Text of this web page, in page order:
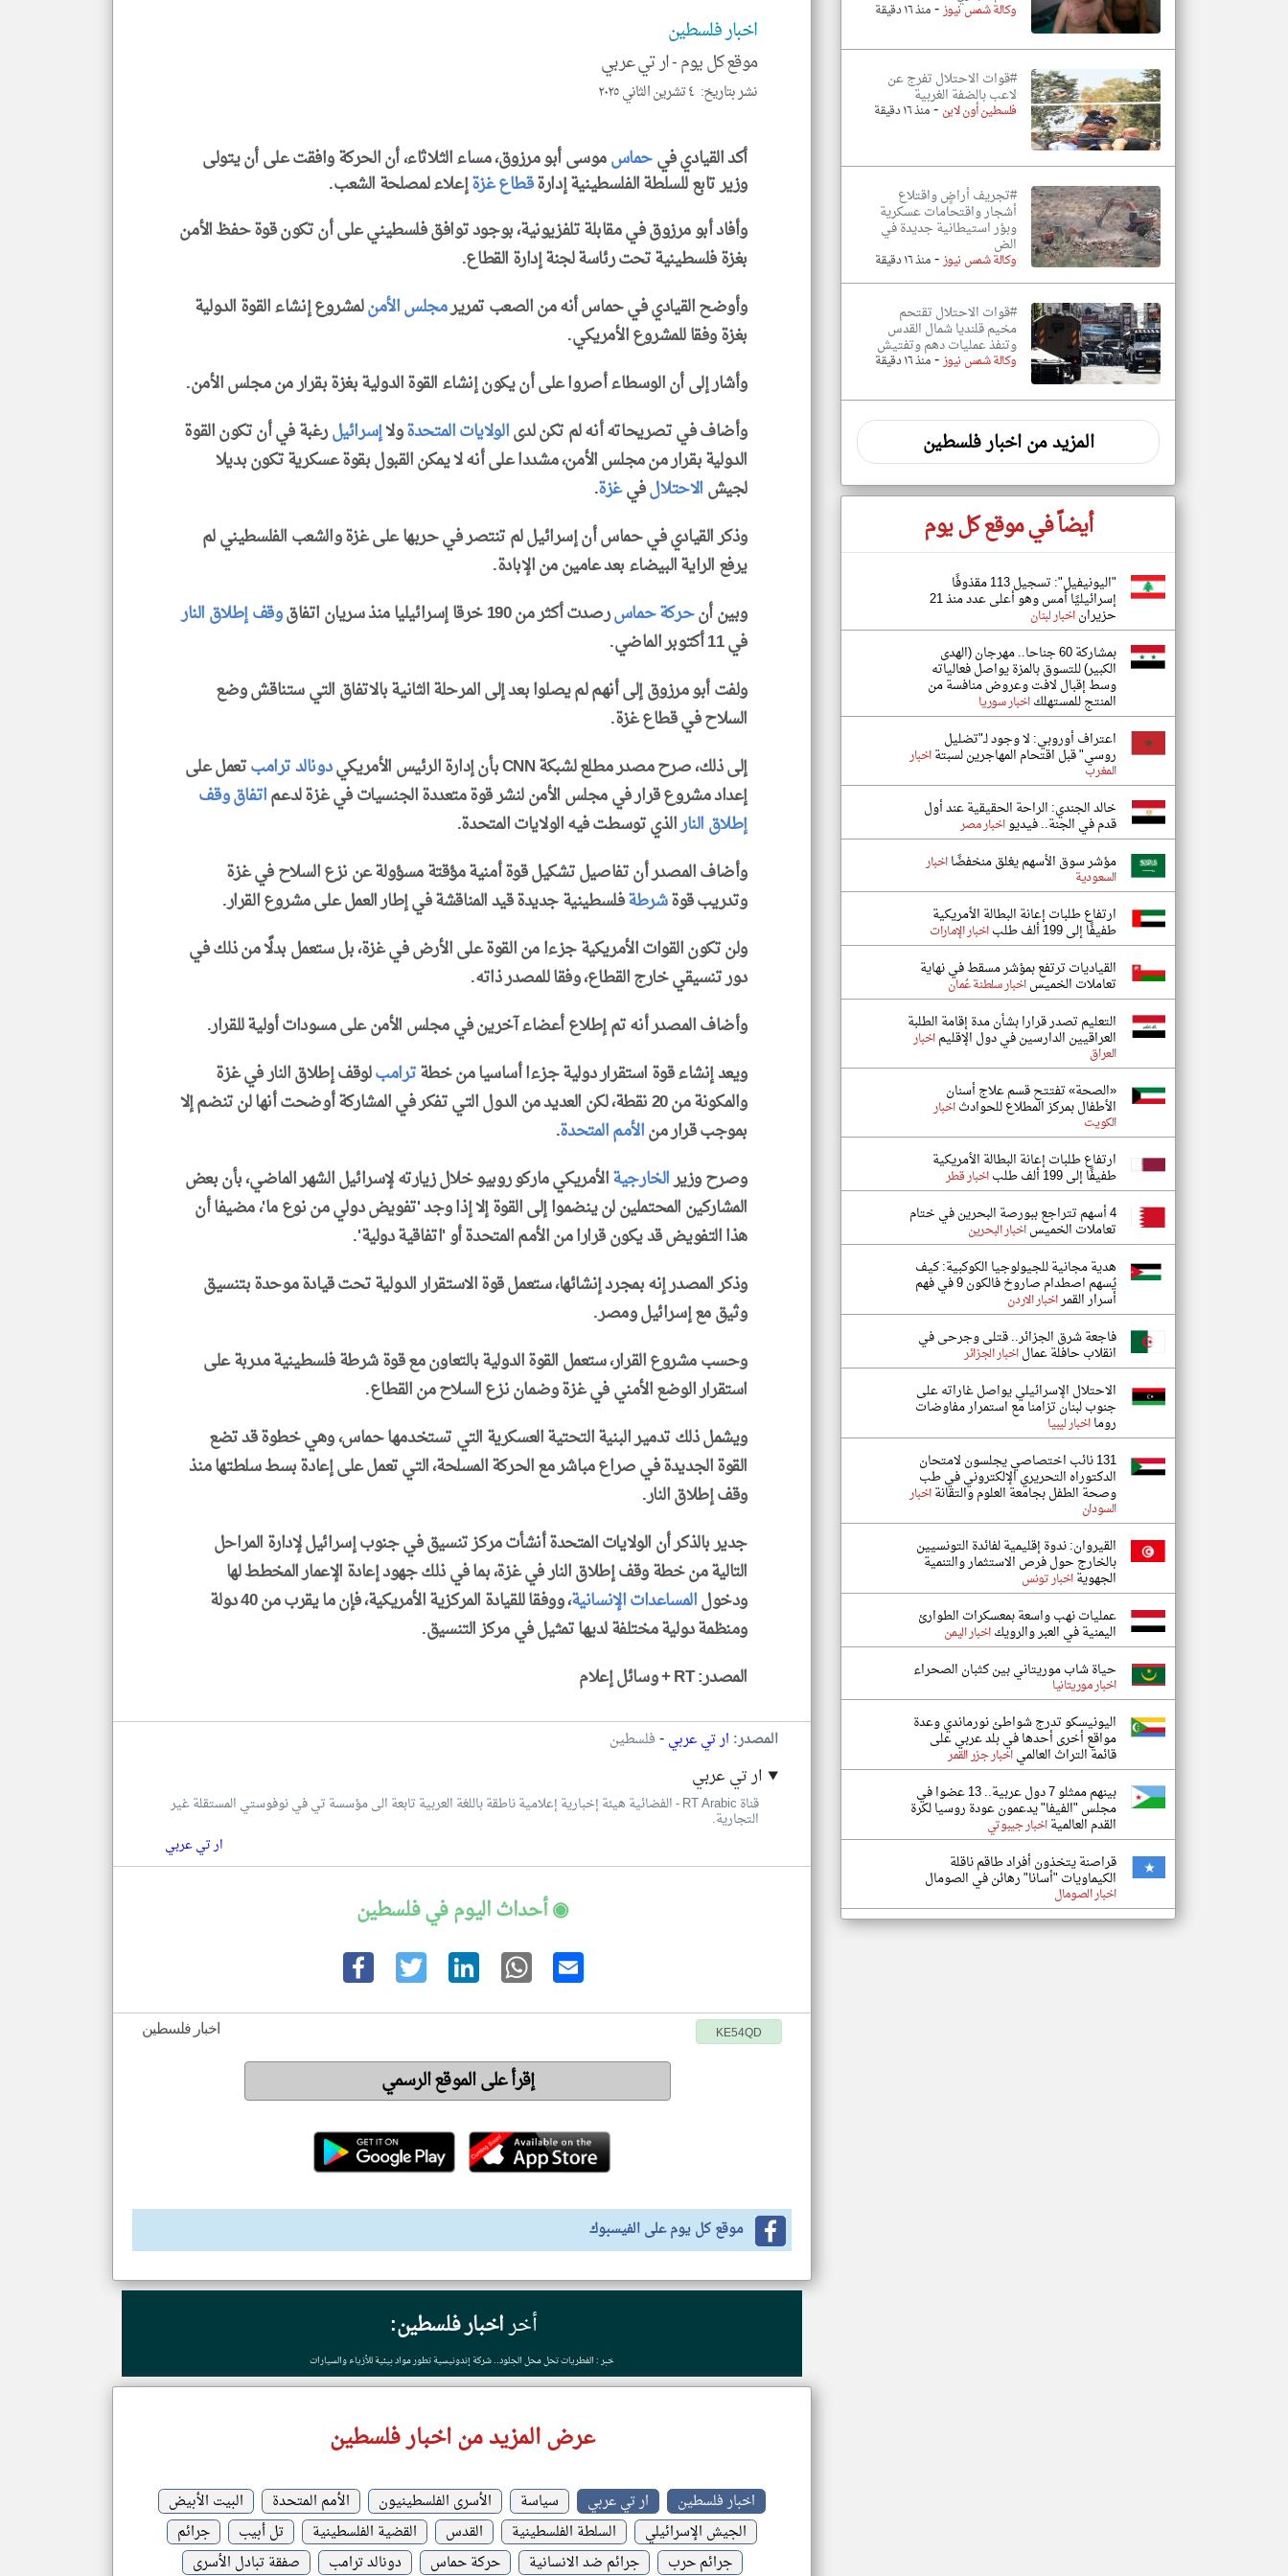
اخبار فلسطين
موقع كل يوم -ار تي عربي
نشر بتاريخ: ٤ تشرين الثاني ٢٠٢٥
أكد القيادي فيحماسموسى أبو مرزوق، مساء الثلاثاء، أن الحركة وافقت على أن يتولى
وزير تابع للسلطة الفلسطينية إدارةقطاع غزةإعلاء لمصلحة الشعب.
وأفاد أبو مرزوق في مقابلة تلفزيونية، بوجود توافق فلسطيني على أن تكون قوة حفظ الأمن
بغزة فلسطينية تحت رئاسة لجنة إدارة القطاع.
وأوضح القيادي في حماس أنه من الصعب تمريرمجلس الأمنلمشروع إنشاء القوة الدولية
بغزة وفقا للمشروع الأمريكي.
وأشار إلى أن الوسطاء أصروا على أن يكون إنشاء القوة الدولية بغزة بقرار من مجلس الأمن.
وأضاف في تصريحاته أنه لم تكن لدىالولايات المتحدةولاإسرائيلرغبة في أن تكون القوة
الدولية بقرار من مجلس الأمن، مشددا على أنه لا يمكن القبول بقوة عسكرية تكون بديلا
لجيشالاحتلالفيغزة.
وذكر القيادي في حماس أن إسرائيل لم تنتصر في حربها على غزة والشعب الفلسطيني لم
يرفع الراية البيضاء بعد عامين من الإبادة.
وبين أنحركة حماسرصدت أكثر من 190 خرقا إسرائيليا منذ سريان اتفاق
وقف إطلاق النار
في 11 أكتوبر الماضي.
ولفت أبو مرزوق إلى أنهم لم يصلوا بعد إلى المرحلة الثانية بالاتفاق التي ستناقش وضع
السلاح في قطاع غزة.
إلى ذلك، صرح مصدر مطلع لشبكة CNN بأن إدارة الرئيس الأمريكي
دونالد ترامبتعمل على
إعداد مشروع قرار في مجلس الأمن لنشر قوة متعددة الجنسيات في غزة لدعماتفاق وقف
إطلاق النارالذي توسطت فيه الولايات المتحدة.
وأضاف المصدر أن تفاصيل تشكيل قوة أمنية مؤقتة مسؤولة عن نزع السلاح في غزة
وتدريب قوةشرطةفلسطينية جديدة قيد المناقشة في إطار العمل على مشروع القرار.
ولن تكون القوات الأمريكية جزءا من القوة على الأرض في غزة، بل ستعمل بدلًا من ذلك في
دور تنسيقي خارج القطاع، وفقا للمصدر ذاته.
وأضاف المصدر أنه تم إطلاع أعضاء آخرين في مجلس الأمن على مسودات أولية للقرار.
ويعد إنشاء قوة استقرار دولية جزءا أساسيا من خطةترامبلوقف إطلاق النار في غزة
والمكونة من 20 نقطة، لكن العديد من الدول التي تفكر في المشاركة أوضحت أنها لن تنضم إلا
بموجب قرار منالأمم المتحدة.
وصرح وزيرالخارجيةالأمريكي ماركو روبيو خلال زيارته لإسرائيل الشهر الماضي، بأن بعض
المشاركين المحتملين لن ينضموا إلى القوة إلا إذا وجد 'تفويض دولي من نوع ما'، مضيفا أن
هذا التفويض قد يكون قرارا من الأمم المتحدة أو 'اتفاقية دولية'.
وذكر المصدر إنه بمجرد إنشائها، ستعمل قوة الاستقرار الدولية تحت قيادة موحدة بتنسيق
وثيق مع إسرائيل ومصر.
وحسب مشروع القرار، ستعمل القوة الدولية بالتعاون مع قوة شرطة فلسطينية مدربة على
استقرار الوضع الأمني ​​في غزة وضمان نزع السلاح من القطاع.
ويشمل ذلك تدمير البنية التحتية العسكرية التي تستخدمها حماس، وهي خطوة قد تضع
القوة الجديدة في صراع مباشر مع الحركة المسلحة، التي تعمل على إعادة بسط سلطتها منذ
وقف إطلاق النار.
جدير بالذكر أن الولايات المتحدة أنشأت مركز تنسيق في جنوب إسرائيل لإدارة المراحل
التالية من خطة وقف إطلاق النار في غزة، بما في ذلك جهود إعادة الإعمار المخطط لها
ودخولالمساعدات الإنسانية
، ووفقا للقيادة المركزية الأمريكية، فإن ما يقرب من 40 دولة
ومنظمة دولية مختلفة لديها تمثيل في مركز التنسيق.
المصدر: RT + وسائل إعلام
المصدر: ار تي عربي-فلسطين
ار تي عربي
قناة RT Arabic - الفضائية هيئة إخبارية إعلامية ناطقة باللغة العربية تابعة الى مؤسسة تي في نوفوستي المستقلة غير
التجارية.
ار تي عربي
◉ أحداث اليوم في فلسطين
اخبار فلسطين KE54QD
إقرأ على الموقع الرسمي
موقع كل يوم على الفيسبوك
أخراخبار فلسطين:
خبر : الفطريات تحل محل الجلود.. شركة إندونيسية تطور مواد بيئية للأزياء والسيارات
عرض المزيد من اخبار فلسطين
اخبار فلسطين ار تي عربي سياسة الأسرى الفلسطينيون الأمم المتحدة
البيت الأبيض
الجيش الإسرائيلي
السلطة الفلسطينية القدس القضية الفلسطينية تل أبيب
جرائم
جرائم حرب
جرائم ضد الانسانية حركة حماس دونالد ترامب صفقة تبادل الأسرى
وكالة شمس نيوز-منذ ١٦ دقيقة
#قوات الاحتلال تفرج عن
لاعب بالضفة الغربية
فلسطين أون لاين -منذ ١٦ دقيقة
#تجريف أراضٍ واقتلاع
أشجار واقتحامات عسكرية
وبؤر استيطانية جديدة في
الض
وكالة شمس نيوز-منذ ١٦ دقيقة
#قوات الاحتلال تقتحم
مخيم قلنديا شمال القدس
وتنفذ عمليات دهم وتفتيش
وكالة شمس نيوز-منذ ١٦ دقيقة
المزيد من اخبار فلسطين
أيضاً في موقع كل يوم
"اليونيفيل": تسجيل 113 مقذوفًا
إسرائيليًا أمس وهو أعلى عدد منذ 21
حزيراناخبار لبنان
بمشاركة 60 جناحا.. مهرجان (الهدى
الكبير) للتسوق بالمزة يواصل فعالياته
وسط إقبال لافت وعروض منافسة من
المنتج للمستهلكاخبار سوريا
اعتراف أوروبي: لا وجود لـ"تضليل
روسي" قبل اقتحام المهاجرين لسبتةاخبار
المغرب
خالد الجندي: الراحة الحقيقية عند أول
قدم في الجنة.. فيديواخبار مصر
مؤشر سوق الأسهم يغلق منخفضًااخبار
السعودية
ارتفاع طلبات إعانة البطالة الأمريكية
طفيفًا إلى 199 ألف طلب اخبار الإمارات
القياديات ترتفع بمؤشر مسقط في نهاية
تعاملات الخميساخبار سلطنة عُمان
التعليم تصدر قرارا بشأن مدة إقامة الطلبة
العراقيين الدارسين في دول الإقليماخبار
العراق
«الصحة» تفتتح قسم علاج أسنان
الأطفال بمركز المطلاع للحوادثاخبار
الكويت
ارتفاع طلبات إعانة البطالة الأمريكية
طفيفًا إلى 199 ألف طلب اخبار قطر
4 أسهم تتراجع ببورصة البحرين في ختام
تعاملات الخميساخبار البحرين
هدية مجانية للجيولوجيا الكوكبية: كيف
يُسهم اصطدام صاروخ فالكون 9 في فهم
أسرار القمراخبار الاردن
فاجعة شرق الجزائر.. قتلى وجرحى في
انقلاب حافلة عمالاخبار الجزائر
الاحتلال الإسرائيلي يواصل غاراته على
جنوب لبنان تزامنا مع استمرار مفاوضات
رومااخبار ليبيا
131 نائب اختصاصي يجلسون لامتحان
الدكتوراه التحريري الإلكتروني في طب
وصحة الطفل بجامعة العلوم والتقانةاخبار
السودان
القيروان: ندوة إقليمية لفائدة التونسيين
بالخارج حول فرص الاستثمار والتنمية
الجهويةاخبار تونس
عمليات نهب واسعة بمعسكرات الطوارئ
اليمنية في العبر والرويكاخبار اليمن
حياة شاب موريتاني بين كثبان الصحراء
اخبار موريتانيا
اليونيسكو تدرج شواطئ نورماندي وعدة
مواقع أخرى أحدها في بلد عربي على
قائمة التراث العالمياخبار جزر القمر
بينهم ممثلو 7 دول عربية.. 13 عضوا في
مجلس "الفيفا" يدعمون عودة روسيا لكرة
القدم العالميةاخبار جيبوتي
قراصنة يتخذون أفراد طاقم ناقلة
الكيماويات "أسانا" رهائن في الصومال
اخبار الصومال
klyoum.com